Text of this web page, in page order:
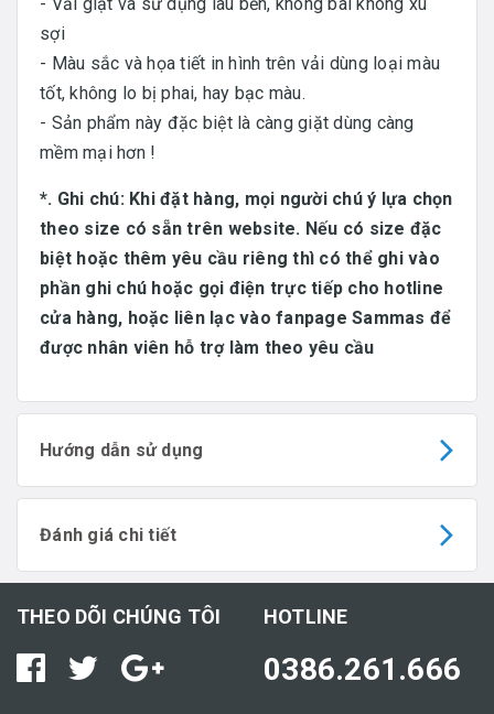
sợi
- Màu sắc và họa tiết in hình trên vải dùng loại màu
tốt, không lo bị phai, hay bạc màu.
- Sản phẩm này đặc biệt là càng giặt dùng càng
mềm mại hơn !
*. Ghi chú: Khi đặt hàng, mọi người chú ý lựa chọn
theo size có sẵn trên website. Nếu có size đặc
biệt hoặc thêm yêu cầu riêng thì có thể ghi vào
phần ghi chú hoặc gọi điện trực tiếp cho hotline
cửa hàng, hoặc liên lạc vào fanpage Sammas để
được nhân viên hỗ trợ làm theo yêu cầu
Hướng dẫn sử dụng
Đánh giá chi tiết
THEO DÕI CHÚNG TÔI HOTLINE
0386.261.666